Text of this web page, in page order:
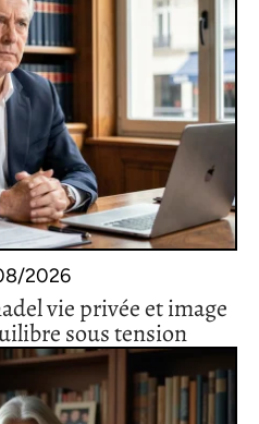
2026
vie privée et image
sous tension